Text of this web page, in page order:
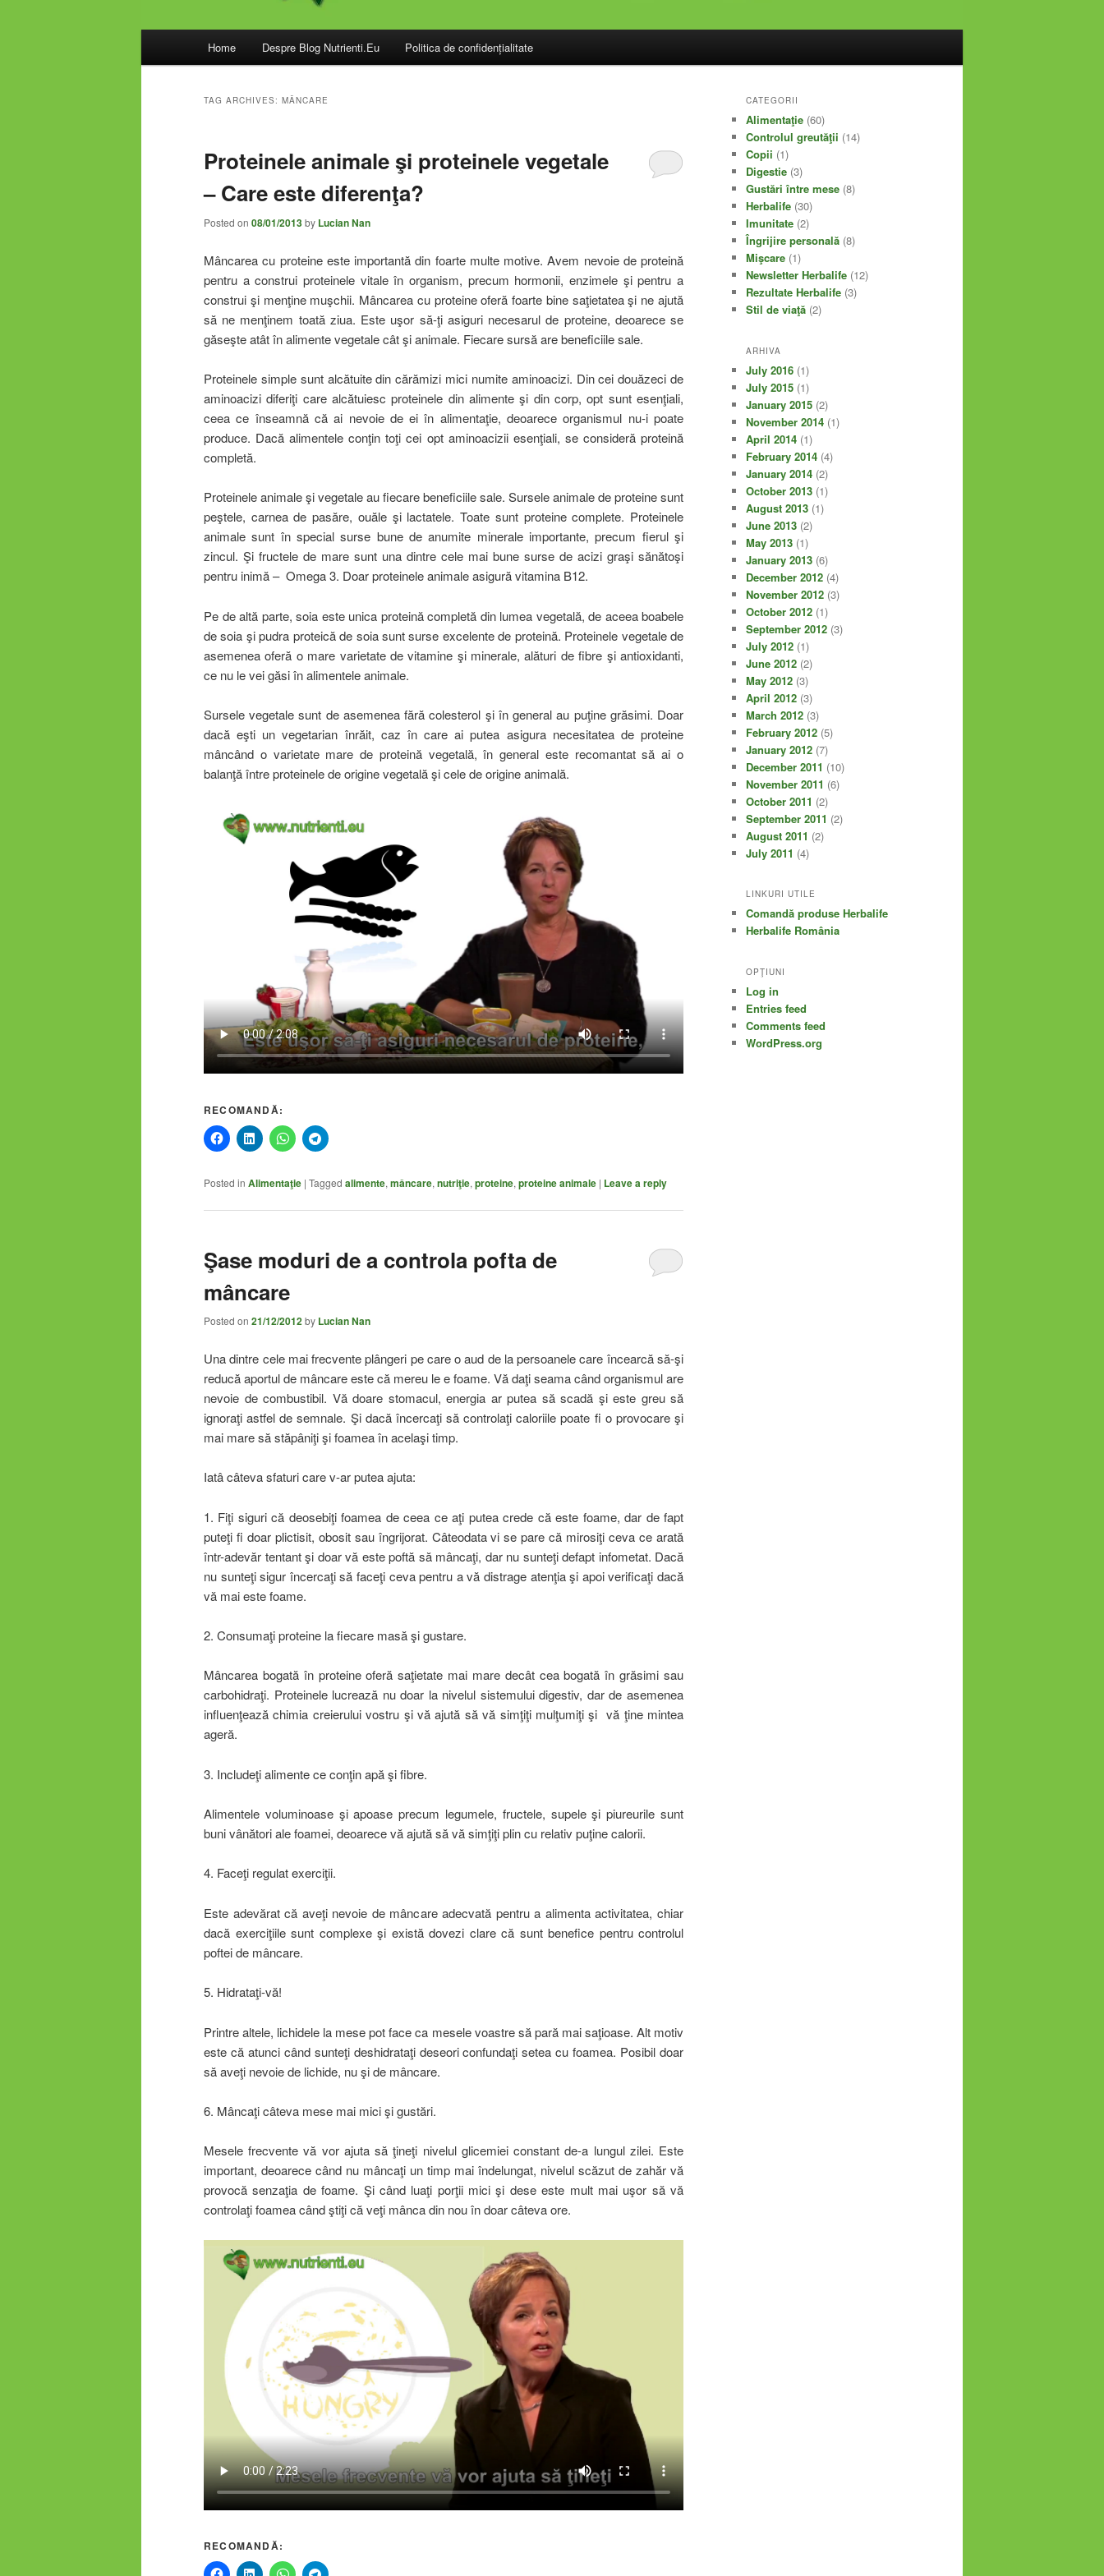
Home Despre Blog Nutrienti.Eu Politica de confidențialitate
TAG ARCHIVES: MÂNCARE
Proteinele animale şi proteinele vegetale
– Care este diferenţa?
Posted on 08/01/2013by Lucian Nan
Mâncarea cu proteine este importantă din foarte multe motive. Avem nevoie de proteină
pentru a construi proteinele vitale în organism, precum hormonii, enzimele şi pentru a
construi şi menţine muşchii. Mâncarea cu proteine oferă foarte bine saţietatea şi ne ajută
să ne menţinem toată ziua. Este uşor să-ţi asiguri necesarul de proteine, deoarece se
găseşte atât în alimente vegetale cât şi animale. Fiecare sursă are beneficiile sale.
Proteinele simple sunt alcătuite din cărămizi mici numite aminoacizi. Din cei douăzeci de
aminoacizi diferiţi care alcătuiesc proteinele din alimente şi din corp, opt sunt esenţiali,
ceea ce înseamnă că ai nevoie de ei în alimentaţie, deoarece organismul nu-i poate
produce. Dacă alimentele conţin toţi cei opt aminoacizii esenţiali, se consideră proteină
completă.
Proteinele animale şi vegetale au fiecare beneficiile sale. Sursele animale de proteine sunt
peştele, carnea de pasăre, ouăle şi lactatele. Toate sunt proteine complete. Proteinele
animale sunt în special surse bune de anumite minerale importante, precum fierul şi
zincul. Şi fructele de mare sunt una dintre cele mai bune surse de acizi graşi sănătoşi
pentru inimă – Omega 3. Doar proteinele animale asigură vitamina B12.
Pe de altă parte, soia este unica proteină completă din lumea vegetală, de aceea boabele
de soia şi pudra proteică de soia sunt surse excelente de proteină. Proteinele vegetale de
asemenea oferă o mare varietate de vitamine şi minerale, alături de fibre şi antioxidanti,
ce nu le vei găsi în alimentele animale.
Sursele vegetale sunt de asemenea fără colesterol şi în general au puţine grăsimi. Doar
dacă eşti un vegetarian înrăit, caz în care ai putea asigura necesitatea de proteine
mâncând o varietate mare de proteină vegetală, în general este recomantat să ai o
balanţă între proteinele de origine vegetală şi cele de origine animală.
RECOMANDĂ:
Posted in Alimentaţie | Tagged alimente, mâncare, nutriţie, proteine, proteine animale | Leave a reply
Şase moduri de a controla pofta de
mâncare
Posted on 21/12/2012by Lucian Nan
Una dintre cele mai frecvente plângeri pe care o aud de la persoanele care încearcă să-şi
reducă aportul de mâncare este că mereu le e foame. Vă daţi seama când organismul are
nevoie de combustibil. Vă doare stomacul, energia ar putea să scadă şi este greu să
ignoraţi astfel de semnale. Şi dacă încercaţi să controlaţi caloriile poate fi o provocare şi
mai mare să stăpâniţi şi foamea în acelaşi timp.
Iatâ câteva sfaturi care v-ar putea ajuta:
1. Fiţi siguri că deosebiţi foamea de ceea ce aţi putea crede că este foame, dar de fapt
puteţi fi doar plictisit, obosit sau îngrijorat. Câteodata vi se pare că mirosiţi ceva ce arată
într-adevăr tentant şi doar vă este poftă să mâncaţi, dar nu sunteţi defapt infometat. Dacă
nu sunteţi sigur încercaţi să faceţi ceva pentru a vă distrage atenţia şi apoi verificaţi dacă
vă mai este foame.
2. Consumaţi proteine la fiecare masă şi gustare.
Mâncarea bogată în proteine oferă saţietate mai mare decât cea bogată în grăsimi sau
carbohidraţi. Proteinele lucrează nu doar la nivelul sistemului digestiv, dar de asemenea
influenţează chimia creierului vostru şi vă ajută să vă simţiţi mulţumiţi şi vă ţine mintea
ageră.
3. Includeţi alimente ce conţin apă şi fibre.
Alimentele voluminoase şi apoase precum legumele, fructele, supele şi piureurile sunt
buni vânători ale foamei, deoarece vă ajută să vă simţiţi plin cu relativ puţine calorii.
4. Faceţi regulat exerciţii.
Este adevărat că aveţi nevoie de mâncare adecvată pentru a alimenta activitatea, chiar
dacă exerciţiile sunt complexe şi există dovezi clare că sunt benefice pentru controlul
poftei de mâncare.
5. Hidrataţi-vă!
Printre altele, lichidele la mese pot face ca mesele voastre să pară mai saţioase. Alt motiv
este că atunci când sunteţi deshidrataţi deseori confundaţi setea cu foamea. Posibil doar
să aveţi nevoie de lichide, nu şi de mâncare.
6. Mâncaţi câteva mese mai mici şi gustări.
Mesele frecvente vă vor ajuta să ţineţi nivelul glicemiei constant de-a lungul zilei. Este
important, deoarece când nu mâncaţi un timp mai îndelungat, nivelul scăzut de zahăr vă
provocă senzaţia de foame. Şi când luaţi porţii mici şi dese este mult mai uşor să vă
controlaţi foamea când ştiţi că veţi mânca din nou în doar câteva ore.
RECOMANDĂ:
CATEGORII
Alimentaţie (60)
Controlul greutăţii (14)
Copii (1)
Digestie (3)
Gustări între mese (8)
Herbalife (30)
Imunitate (2)
Îngrijire personală (8)
Mişcare (1)
Newsletter Herbalife (12)
Rezultate Herbalife (3)
Stil de viaţă (2)
ARHIVA
July 2016 (1)
July 2015 (1)
January 2015 (2)
November 2014 (1)
April 2014 (1)
February 2014 (4)
January 2014 (2)
October 2013 (1)
August 2013 (1)
June 2013 (2)
May 2013 (1)
January 2013 (6)
December 2012 (4)
November 2012 (3)
October 2012 (1)
September 2012 (3)
July 2012 (1)
June 2012 (2)
May 2012 (3)
April 2012 (3)
March 2012 (3)
February 2012 (5)
January 2012 (7)
December 2011 (10)
November 2011 (6)
October 2011 (2)
September 2011 (2)
August 2011 (2)
July 2011 (4)
LINKURI UTILE
Comandă produse Herbalife
Herbalife România
OPŢIUNI
Log in
Entries feed
Comments feed
WordPress.org